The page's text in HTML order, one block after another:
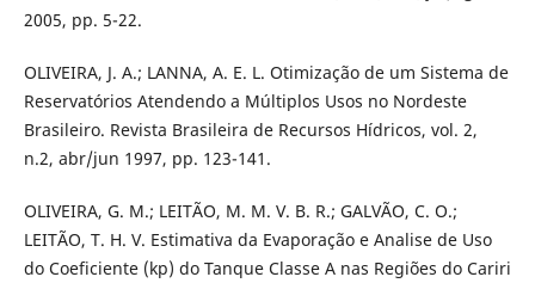
2005, pp. 5-22.
OLIVEIRA, J. A.; LANNA, A. E. L. Otimização de um Sistema de
Reservatórios Atendendo a Múltiplos Usos no Nordeste
Brasileiro. Revista Brasileira de Recursos Hídricos, vol. 2,
n.2, abr/jun 1997, pp. 123-141.
OLIVEIRA, G. M.; LEITÃO, M. M. V. B. R.; GALVÃO, C. O.;
LEITÃO, T. H. V. Estimativa da Evaporação e Analise de Uso
do Coeficiente (kp) do Tanque Classe A nas Regiões do Cariri